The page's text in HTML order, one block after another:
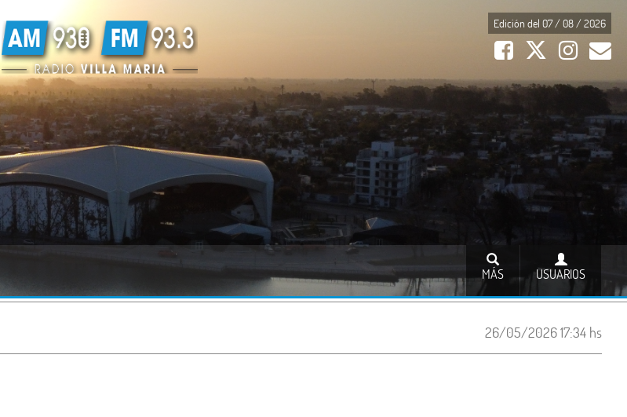
Edición del 07 / 08 / 2026
USUARIOS
MÁS
26/05/2026 17:34 hs